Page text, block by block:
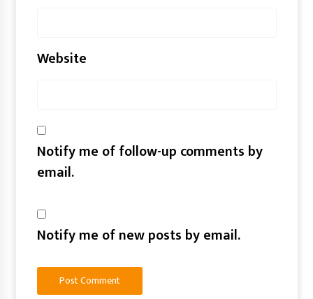
Website
Notify me of follow-up comments by
email.
Notify me of new posts by email.